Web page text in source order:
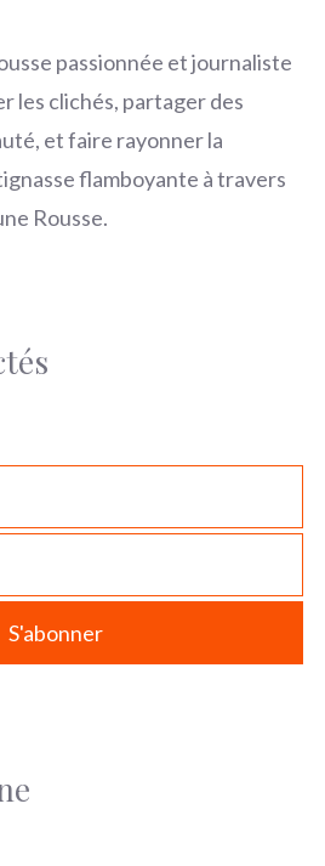
passionnée et journaliste
les clichés, partager des
et faire rayonner la
flamboyante à travers
Rousse.